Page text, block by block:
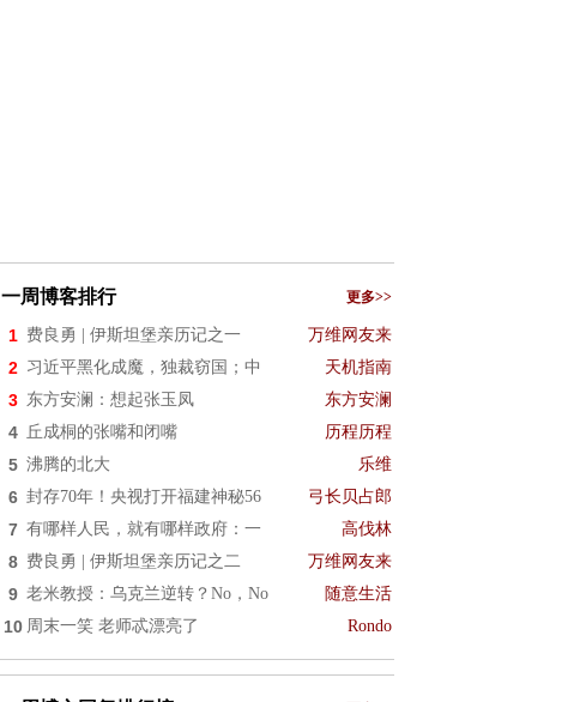
一周博客排行 更多>>
1 费良勇 | 伊斯坦堡亲历记之一 万维网友来
2 习近平黑化成魔，独裁窃国；中 天机指南
3 东方安澜：想起张玉凤 东方安澜
4 丘成桐的张嘴和闭嘴 历程历程
5 沸腾的北大 乐维
6 封存70年！央视打开福建神秘56 弓长贝占郎
7 有哪样人民，就有哪样政府：一 高伐林
8 费良勇 | 伊斯坦堡亲历记之二 万维网友来
9 老米教授：乌克兰逆转？No，No 随意生活
10 周末一笑 老师忒漂亮了 Rondo